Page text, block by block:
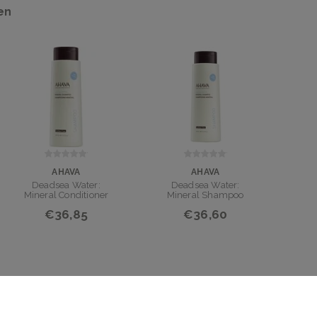
AHAVA
Deadsea Water:
Mineral Conditioner
€36,85
AHAVA
Deadsea Water:
Mineral Shampoo
€36,60